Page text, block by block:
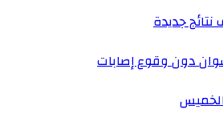
جديدة
دون وقوع إصابات